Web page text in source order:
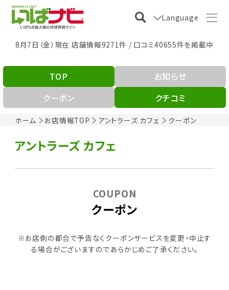
Language
8月7日（金）現在 店舗情報9271件 / 口コミ40655件を掲載中
ホーム お店情報TOP アントラーズ カフェ クーポン
TOP
お知らせ
クーポン
クチコミ
アントラーズ カフェ
クーポン
COUPON
※お店側の都合で予告なくクーポンサービスを変更・中止す
る場合がございますのであらかじめご了承ください。